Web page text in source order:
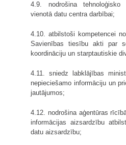
4.9. nodrošina
vienotā datu centra darbībai;
4.10. atbilstoši kompetencei
Savienības tiesību akti par
koordināciju un starptautiskie
4.11. sniedz labklājības
nepieciešamo informāciju un
jautājumos;
4.12. nodrošina aģentūras
informācijas aizsardzību
datu aizsardzību;